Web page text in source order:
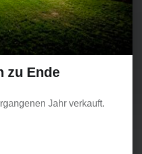
zu Ende
Jahr verkauft.